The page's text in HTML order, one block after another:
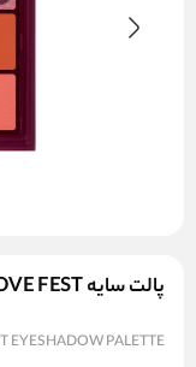
پالت سایه LOVE FEST هدی بیوتی
EYESHADOW PALETTE